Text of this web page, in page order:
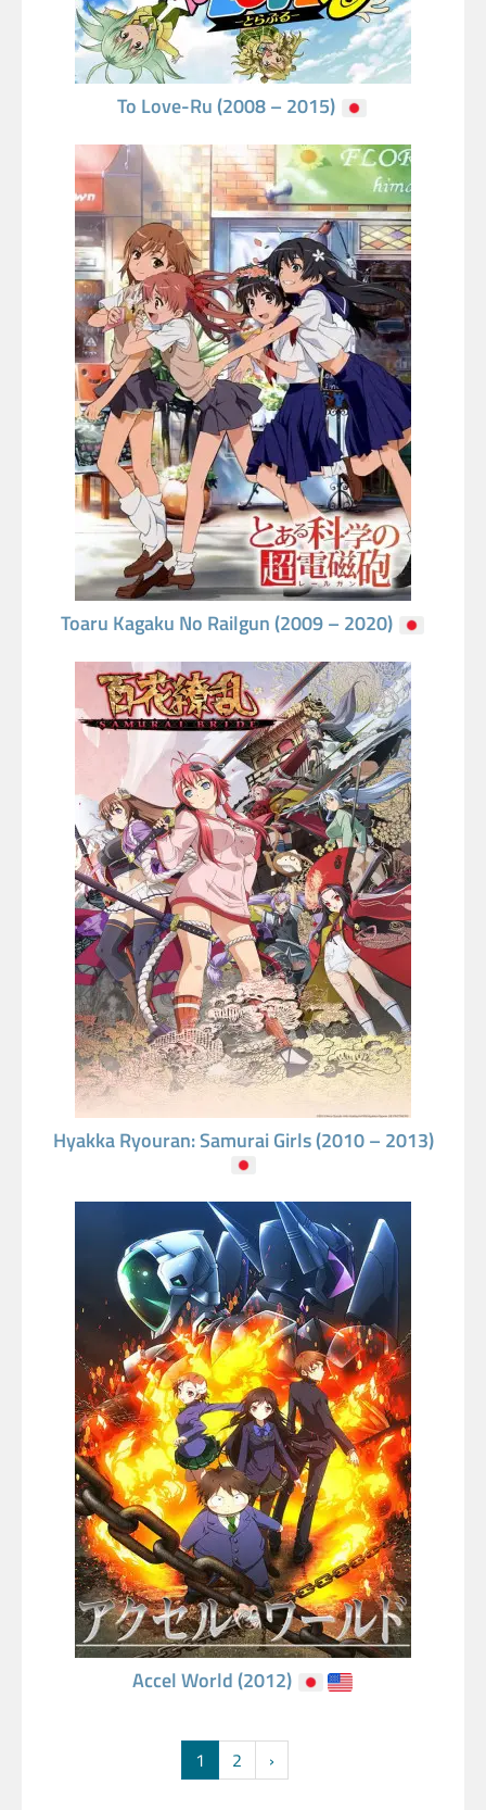
To Love-Ru (2008 – 2015)
Toaru Kagaku No Railgun (2009 – 2020)
Hyakka Ryouran: Samurai Girls (2010 – 2013)
Accel World (2012)
1 2 ›